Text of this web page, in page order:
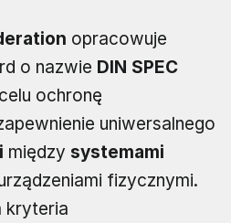
opracowuje
o nazwie DIN SPEC
ochronę
uniwersalnego
między systemami
fizycznymi.
kryteria